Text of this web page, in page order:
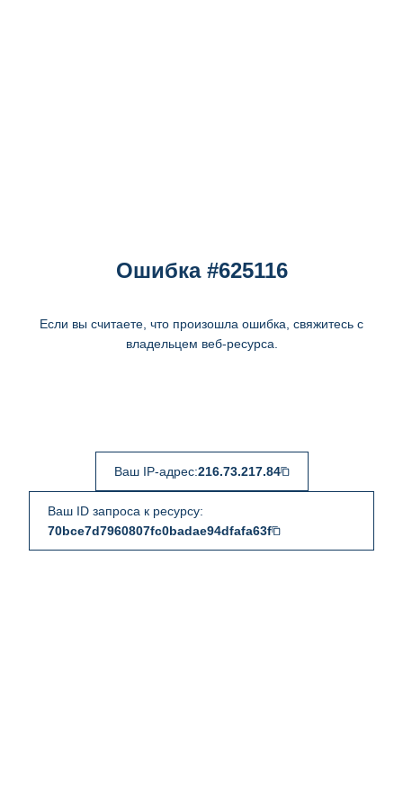
Ошибка #625116
Если вы считаете, что произошла ошибка, свяжитесь с
владельцем веб-ресурса.
Ваш IP-адрес:216.73.217.84
Ваш ID запроса к ресурсу:
70bce7d7960807fc0badae94dfafa63f